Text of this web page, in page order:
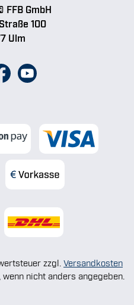
GmbH
100
Ulm
zzgl. Versandkosten
nicht anders angegeben.